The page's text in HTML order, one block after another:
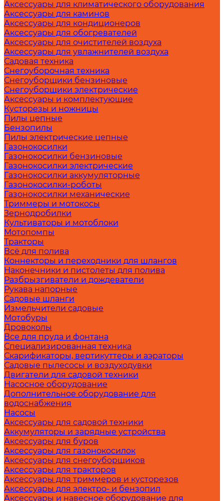
Аксессуары для климатического оборудования
Аксессуары для каминов
Аксессуары для кондиционеров
Аксессуары для обогревателей
Аксессуары для очистителей воздуха
Аксессуары для увлажнителей воздуха
Садовая техника
Снегоуборочная техника
Снегоуборщики бензиновые
Снегоуборщики электрические
Аксессуары и комплектующие
Кусторезы и ножницы
Пилы цепные
Бензопилы
Пилы электрические цепные
Газонокосилки
Газонокосилки бензиновые
Газонокосилки электрические
Газонокосилки аккумуляторные
Газонокосилки-роботы
Газонокосилки механические
Триммеры и мотокосы
Зернодробилки
Культиваторы и мотоблоки
Мотопомпы
Тракторы
Всё для полива
Коннекторы и переходники для шлангов
Наконечники и пистолеты для полива
Разбрызгиватели и дождеватели
Рукава напорные
Садовые шланги
Измельчители садовые
Мотобуры
Дровоколы
Все для пруда и фонтана
Специализированная техника
Скарификаторы, вертикуттеры и аэраторы
Садовые пылесосы и воздуходувки
Двигатели для садовой техники
Насосное оборудование
Дополнительное оборудование для
водоснабжения
Насосы
Аксессуары для садовой техники
Аккумуляторы и зарядные устройства
Аксессуары для буров
Аксессуары для газонокосилок
Аксессуары для снегоуборщиков
Аксессуары для тракторов
Аксессуары для триммеров и кусторезов
Аксессуары для электро- и бензопил
Аксессуары и навесное оборудование для